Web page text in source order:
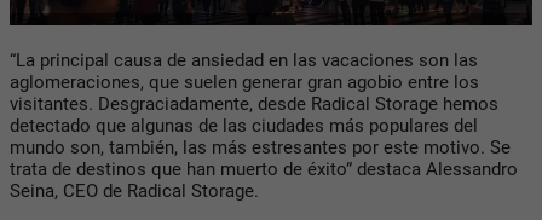
“La principal causa de ansiedad en las vacaciones son las
aglomeraciones, que suelen generar gran agobio entre los
visitantes. Desgraciadamente, desde Radical Storage hemos
detectado que algunas de las ciudades más populares del
mundo son, también, las más estresantes por este motivo. Se
trata de destinos que han muerto de éxito” destaca Alessandro
Seina, CEO de Radical Storage.